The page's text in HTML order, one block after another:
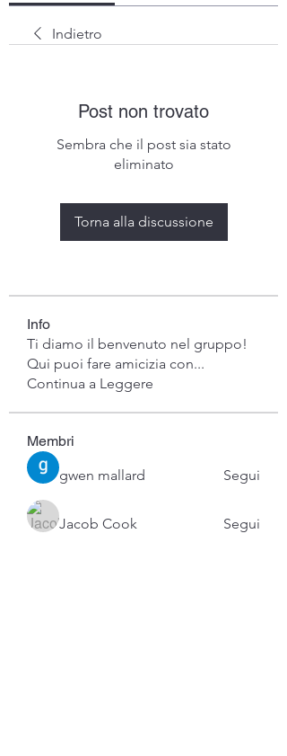
Indietro
Post non trovato
Sembra che il post sia stato
eliminato
Torna alla discussione
Info
Ti diamo il benvenuto nel gruppo!
Qui puoi fare amicizia con...
Continua a Leggere
Membri
gwen mallard
Segui
Jacob Cook Segui